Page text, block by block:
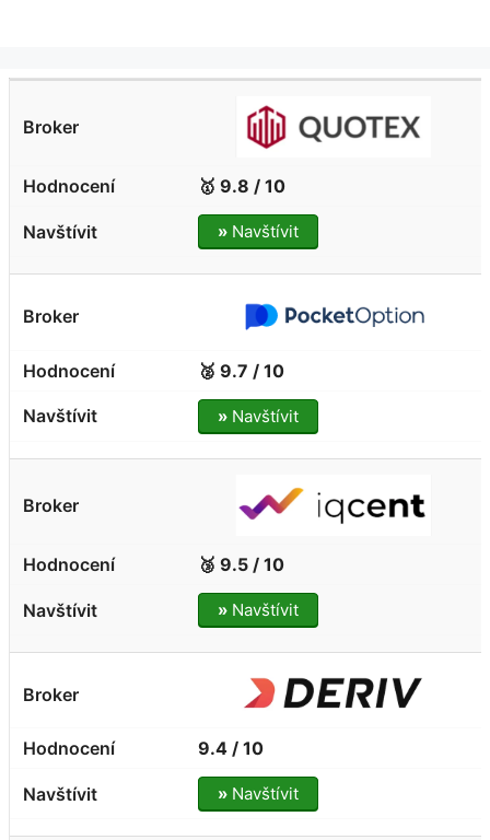
🥇 9.8 / 10
»Navštívit
🥈 9.7 / 10
»Navštívit
🥉 9.5 / 10
»Navštívit
9.4 / 10
»Navštívit